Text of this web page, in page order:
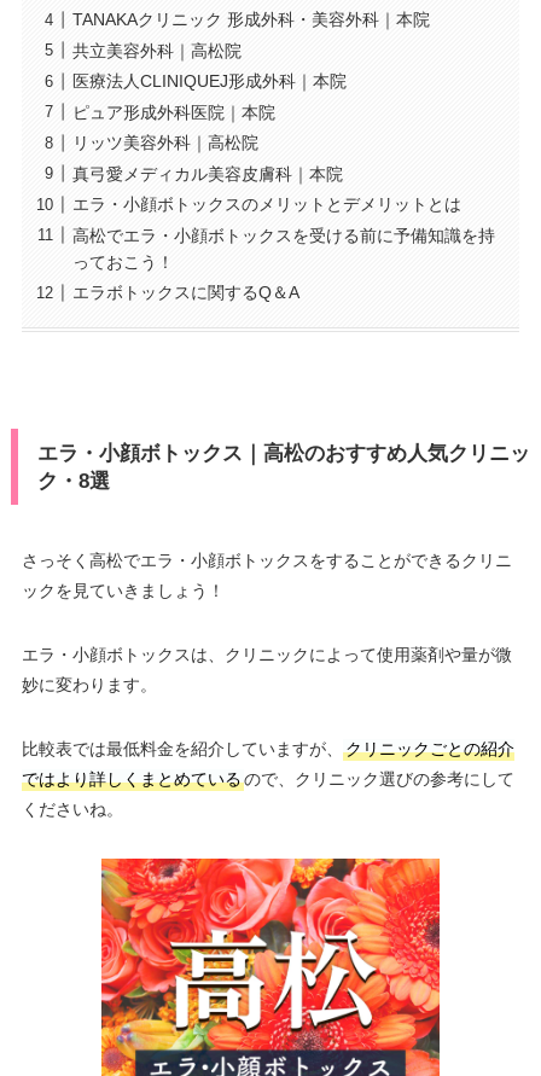
TANAKAクリニック 形成外科・美容外科｜本院
共立美容外科｜高松院
医療法人CLINIQUEJ形成外科｜本院
ピュア形成外科医院｜本院
リッツ美容外科｜高松院
真弓愛メディカル美容皮膚科｜本院
エラ・小顔ボトックスのメリットとデメリットとは
高松でエラ・小顔ボトックスを受ける前に予備知識を持
っておこう！
エラボトックスに関するQ＆A
エラ・小顔ボトックス｜高松のおすすめ人気クリニッ
ク・8選
さっそく高松でエラ・小顔ボトックスをすることができるクリニ
ックを見ていきましょう！
エラ・小顔ボトックスは、クリニックによって使用薬剤や量が微
妙に変わります。
比較表では最低料金を紹介していますが、
クリニックごとの紹介
ではより詳しくまとめているので、クリニック選びの参考にして
くださいね。